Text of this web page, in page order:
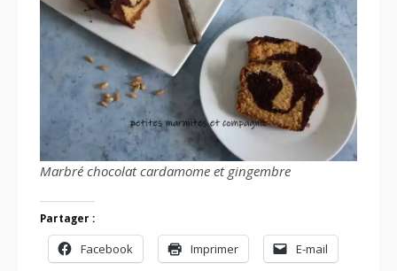
Marbré chocolat cardamome et gingembre
Partager :
Facebook Imprimer E-mail